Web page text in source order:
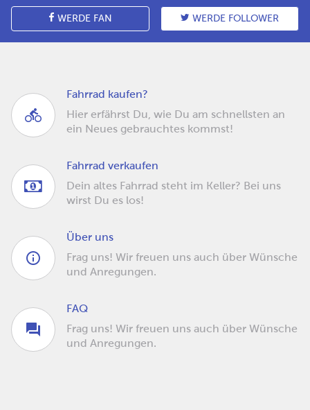
WERDE FAN WERDE FOLLOWER
Fahrrad kaufen?
Hier erfährst Du, wie Du am schnellsten an
ein Neues gebrauchtes kommst!
Fahrrad verkaufen
Dein altes Fahrrad steht im Keller? Bei uns
wirst Du es los!
Über uns
Frag uns! Wir freuen uns auch über Wünsche
und Anregungen.
FAQ
Frag uns! Wir freuen uns auch über Wünsche
und Anregungen.